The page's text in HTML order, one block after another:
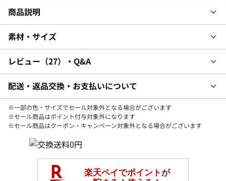
商品説明
素材・サイズ
レビュー 27 ・Q&A
配送・返品交換・お支払いについて
※一部の色・サイズでセール対象外となる場合がございます
※セール商品はポイント付与対象外になります
※セール商品はクーポン・キャンペーン対象外となる場合がございます